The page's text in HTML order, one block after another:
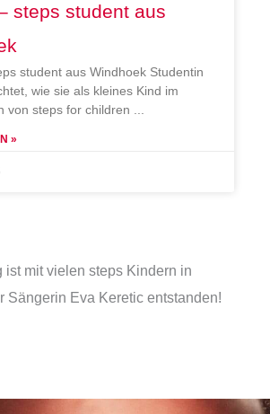
steps student aus
student aus Windhoek Studentin
wie sie als kleines Kind im
von steps for children
»
ist mit vielen steps Kindern in
Sängerin Eva Keretic entstanden!